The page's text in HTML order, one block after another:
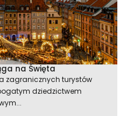
na Święta
zagranicznych turystów
dziedzictwem